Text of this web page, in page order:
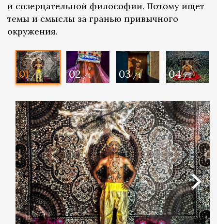
и созерцательной философии. Потому ищет
темы и смыслы за гранью привычного
окружения.
01 /4 02 /4 03 /4 04 /4